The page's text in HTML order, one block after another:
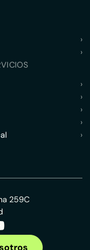
›
›
›
›
›
›
›
259C